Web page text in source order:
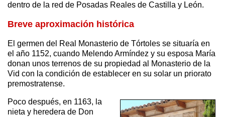
dentro de la red de Posadas Reales de Castilla y León.
Breve aproximación histórica
El germen del Real Monasterio de Tórtoles se situaría en
el año 1152, cuando Melendo Armíndez y su esposa María
donan unos terrenos de su propiedad al Monasterio de la
Vid con la condición de establecer en su solar un priorato
premostratense.
Poco después, en 1163, la
nieta y heredera de Don